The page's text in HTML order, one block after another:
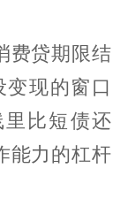
费贷期限结
现的窗口
比短债还
能力的杠杆